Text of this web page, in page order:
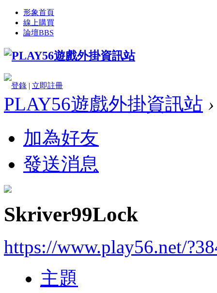
形象首頁
線上購買
論壇BBS
登錄 | 立即註冊
PLAY56遊戲外掛資訊站 ›
加為好友
發送消息
Skriver99Lock
https://www.play56.net/
主題